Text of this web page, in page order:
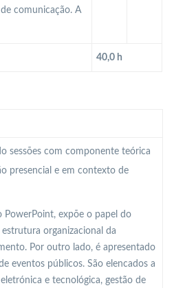
comunicação. A
40,0 h
sessões com componente teórica
presencial e em contexto de
expõe o papel do
organizacional da
Por outro lado, é apresentado
eventos públicos. São elencados a
e tecnológica, gestão de